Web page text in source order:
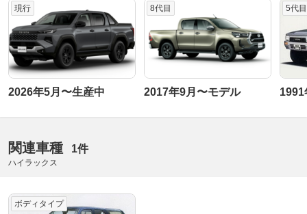
現行
2026年5月〜生産中
8代目
2017年9月〜モデル
5代目
1991
関連車種 1件
ハイラックス
ボディタイプ